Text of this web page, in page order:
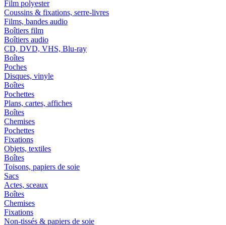
Film polyester
Coussins & fixations, serre-livres
Films, bandes audio
Boîtiers film
Boîtiers audio
CD, DVD, VHS, Blu-ray
Boîtes
Poches
Disques, vinyle
Boîtes
Pochettes
Plans, cartes, affiches
Boîtes
Chemises
Pochettes
Fixations
Objets, textiles
Boîtes
Toisons, papiers de soie
Sacs
Actes, sceaux
Boîtes
Chemises
Fixations
Non-tissés & papiers de soie